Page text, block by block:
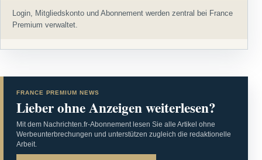
Login, Mitgliedskonto und Abonnement werden zentral bei France
Premium verwaltet.
FRANCE PREMIUM NEWS
Lieber ohne Anzeigen weiterlesen?
Mit dem Nachrichten.fr-Abonnement lesen Sie alle Artikel ohne
Werbeunterbrechungen und unterstützen zugleich die redaktionelle
Arbeit.